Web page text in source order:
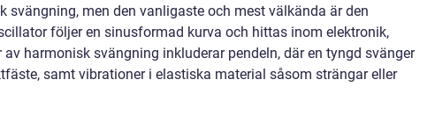
svängning, men den vanligaste och mest välkända är den
följer en sinusformad kurva och hittas inom elektronik,
harmonisk svängning inkluderar pendeln, där en tyngd svänger
samt vibrationer i elastiska material såsom strängar eller